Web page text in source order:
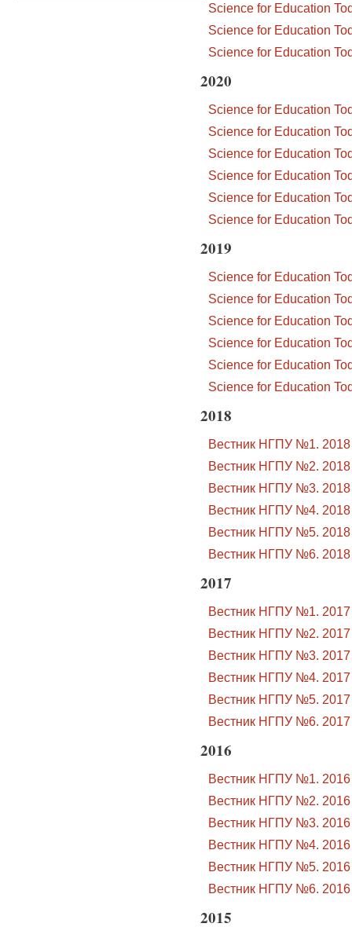
Science for Education
Science for Education
Science for Education
2020
Science for Education
Science for Education
Science for Education
Science for Education
Science for Education
Science for Education
2019
Science for Education
Science for Education
Science for Education
Science for Education
Science for Education
Science for Education
2018
Вестник НГПУ №1. 2018
Вестник НГПУ №2. 2018
Вестник НГПУ №3. 2018
Вестник НГПУ №4. 2018
Вестник НГПУ №5. 2018
Вестник НГПУ №6. 2018
2017
Вестник НГПУ №1. 2017
Вестник НГПУ №2. 2017
Вестник НГПУ №3. 2017
Вестник НГПУ №4. 2017
Вестник НГПУ №5. 2017
Вестник НГПУ №6. 2017
2016
Вестник НГПУ №1. 2016
Вестник НГПУ №2. 2016
Вестник НГПУ №3. 2016
Вестник НГПУ №4. 2016
Вестник НГПУ №5. 2016
Вестник НГПУ №6. 2016
2015